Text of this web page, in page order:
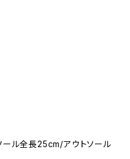
ル全長25cm/アウトソール